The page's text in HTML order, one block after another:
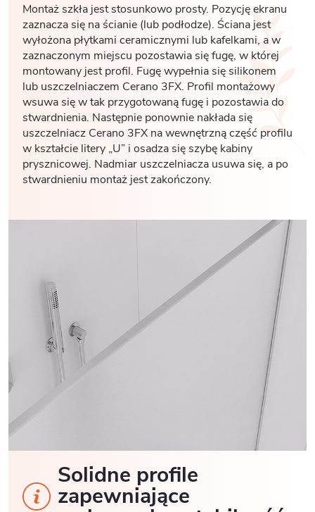
Montaż szkła jest stosunkowo prosty. Pozycję ekranu
zaznacza się na ścianie (lub podłodze). Ściana jest
wyłożona płytkami ceramicznymi lub kafelkami, a w
zaznaczonym miejscu pozostawia się fugę, w której
montowany jest profil. Fugę wypełnia się silikonem
lub uszczelniaczem Cerano 3FX. Profil montażowy
wsuwa się w tak przygotowaną fugę i pozostawia do
stwardnienia. Następnie ponownie nakłada się
uszczelniacz Cerano 3FX na wewnętrzną część profilu
w kształcie litery „U” i osadza się szybę kabiny
prysznicowej. Nadmiar uszczelniacza usuwa się, a po
stwardnieniu montaż jest zakończony.
Solidne profile
zapewniające